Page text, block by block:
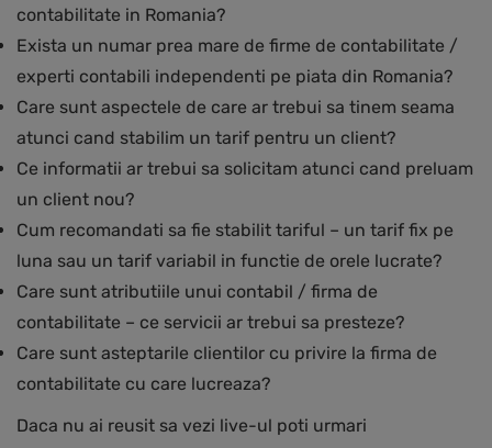
contabilitate in Romania?
Exista un numar prea mare de firme de contabilitate /
experti contabili independenti pe piata din Romania?
Care sunt aspectele de care ar trebui sa tinem seama
atunci cand stabilim un tarif pentru un client?
Ce informatii ar trebui sa solicitam atunci cand preluam
un client nou?
Cum recomandati sa fie stabilit tariful – un tarif fix pe
luna sau un tarif variabil in functie de orele lucrate?
Care sunt atributiile unui contabil / firma de
contabilitate – ce servicii ar trebui sa presteze?
Care sunt asteptarile clientilor cu privire la firma de
contabilitate cu care lucreaza?
Daca nu ai reusit sa vezi live-ul poti urmari